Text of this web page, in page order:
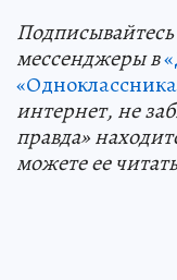
Подпи
мессенджеры в
интернет, не
правда»
можете ее